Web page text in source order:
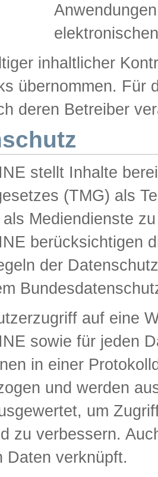
inhaltlicher
übernommen. Für
deren Betreiber
stellt Inhalte
(TMG) als
Mediendienste
berücksichtigen
der
auf eine
sowie für jeden
in einer
und werden
um
zu verbessern.
Daten verknüpft.